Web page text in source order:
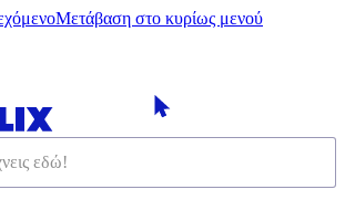
Μετάβαση στο κυρίως μενού